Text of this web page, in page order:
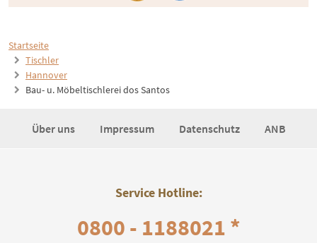
Startseite
Tischler
Hannover
Bau- u. Möbeltischlerei dos Santos
Über uns Impressum Datenschutz ANB
Service Hotline:
0800 - 1188021 *